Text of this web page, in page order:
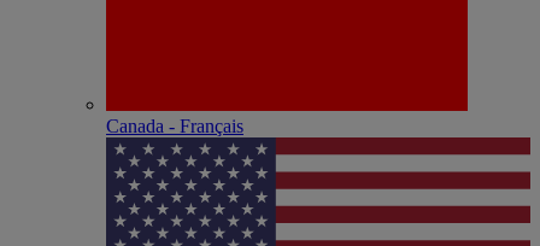
Canada - Français